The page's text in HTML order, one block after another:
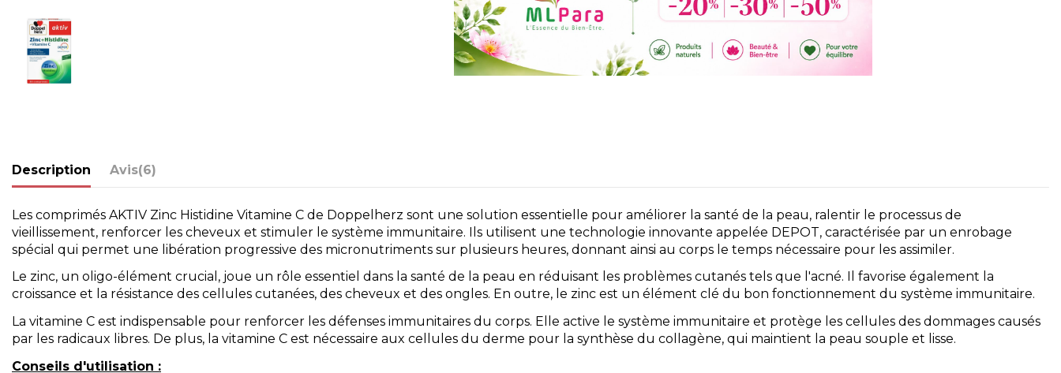
Description Avis(6)
Les comprimés AKTIV Zinc Histidine Vitamine C de Doppelherz sont une solution essentielle pour améliorer la santé de la peau, ralentir le processus de
vieillissement, renforcer les cheveux et stimuler le système immunitaire. Ils utilisent une technologie innovante appelée DEPOT, caractérisée par un enrobage
spécial qui permet une libération progressive des micronutriments sur plusieurs heures, donnant ainsi au corps le temps nécessaire pour les assimiler.
Le zinc, un oligo-élément crucial, joue un rôle essentiel dans la santé de la peau en réduisant les problèmes cutanés tels que l'acné. Il favorise également la
croissance et la résistance des cellules cutanées, des cheveux et des ongles. En outre, le zinc est un élément clé du bon fonctionnement du système immunitaire.
La vitamine C est indispensable pour renforcer les défenses immunitaires du corps. Elle active le système immunitaire et protège les cellules des dommages causés
par les radicaux libres. De plus, la vitamine C est nécessaire aux cellules du derme pour la synthèse du collagène, qui maintient la peau souple et lisse.
Conseils d'utilisation :